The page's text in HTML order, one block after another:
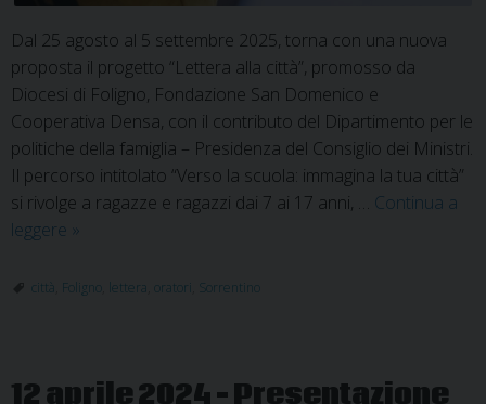
Dal 25 agosto al 5 settembre 2025, torna con una nuova
proposta il progetto “Lettera alla città”, promosso da
Diocesi di Foligno, Fondazione San Domenico e
Cooperativa Densa, con il contributo del Dipartimento per le
politiche della famiglia – Presidenza del Consiglio dei Ministri.
Il percorso intitolato “Verso la scuola: immagina la tua città”
si rivolge a ragazze e ragazzi dai 7 ai 17 anni, … Continua a
leggere Oratori:
la
tua
»
città Foligno lettera oratori Sorrentino
12 aprile 2024 – Presentazione